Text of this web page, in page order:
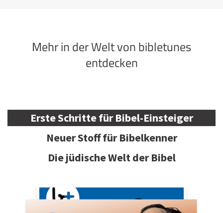
Mehr in der Welt von bibletunes
entdecken
Erste Schritte für Bibel-Einsteiger
Neuer Stoff für Bibelkenner
Die jüdische Welt der Bibel